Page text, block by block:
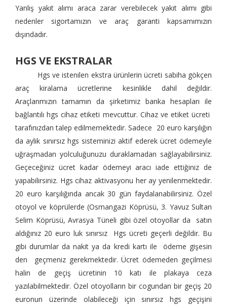
Yanlış yakıt alımı araca zarar verebilecek yakıt alımı gibi
nedenler sigortamızın ve araç garanti kapsamımızın
dışındadır.
HGS VE EKSTRALAR
Hgs ve istenilen ekstra ürünlerin ücreti sabiha gökçen
araç kiralama ücretlerine kesinlikle dahil değildir.
Araçlarımızın tamamın da şirketimiz banka hesapları ile
bağlantılı hgs cihaz etiketi mevcuttur. Cihaz ve etiket ücreti
tarafınızdan talep edilmemektedir. Sadece 20 euro karşılığın
da aylık sınırsız hgs sisteminizi aktif ederek ücret ödemeyle
uğraşmadan yolculuğunuzu duraklamadan sağlayabilirsiniz.
Geçeceğiniz ücret kadar ödemeyi aracı iade ettiğiniz de
yapabilirsiniz. Hgs cihaz aktivasyonu her ay yenilenmektedir.
20 euro karşılığında ancak 30 gün faydalanabilirsiniz. Özel
otoyol ve köprülerde (Osmangazi Köprüsü, 3. Yavuz Sultan
Selim Köprüsü, Avrasya Tüneli gibi özel otoyollar da satın
aldığınız 20 euro luk sınırsız Hgs ücreti geçerli değildir. Bu
gibi durumlar da nakit ya da kredi kartı ile ödeme gişesin
den geçmeniz gerekmektedir. Ücret ödemeden geçilmesi
halin de geçiş ücretinin 10 katı ile plakaya ceza
yazılabilmektedir. Özel otoyolların bir cogundan bir geçiş 20
euronun üzerinde olabileceği için sınırsız hgs geçişini